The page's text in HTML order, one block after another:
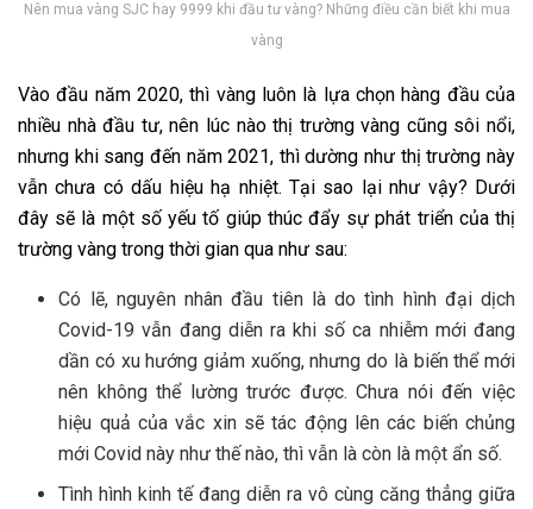
Nên mua vàng SJC hay 9999 khi đầu tư vàng? Những điều cần biết khi mua
vàng
Vào đầu năm 2020, thì vàng luôn là lựa chọn hàng đầu của
nhiều nhà đầu tư, nên lúc nào thị trường vàng cũng sôi nổi,
nhưng khi sang đến năm 2021, thì dường như thị trường này
vẫn chưa có dấu hiệu hạ nhiệt. Tại sao lại như vậy? Dưới
đây sẽ là một số yếu tố giúp thúc đẩy sự phát triển của thị
trường vàng trong thời gian qua như sau:
Có lẽ, nguyên nhân đầu tiên là do tình hình đại dịch
Covid-19 vẫn đang diễn ra khi số ca nhiễm mới đang
dần có xu hướng giảm xuống, nhưng do là biến thể mới
nên không thể lường trước được. Chưa nói đến việc
hiệu quả của vắc xin sẽ tác động lên các biến chủng
mới Covid này như thế nào, thì vẫn là còn là một ẩn số.
Tình hình kinh tế đang diễn ra vô cùng căng thẳng giữa